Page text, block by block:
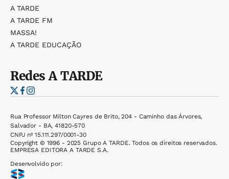
A TARDE
A TARDE FM
MASSA!
A TARDE EDUCAÇÃO
RedesA TARDE
Rua Professor Milton Cayres de Brito, 204 - Caminho das Árvores,
Salvador - BA, 41820-570
CNPJ nº 15.111.297/0001-30
Copyright © 1996 - 2025 Grupo A TARDE. Todos os direitos reservados.
EMPRESA EDITORA A TARDE S.A.
Desenvolvido por: